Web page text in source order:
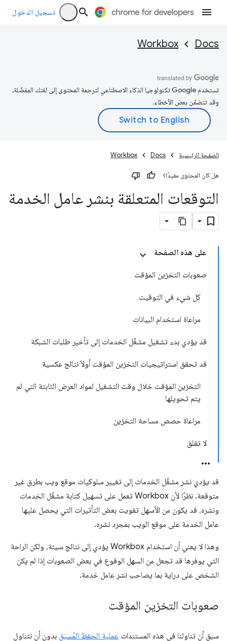
تسجيل الدخول
Docs
Workbox
تستخدم Google تكنولوجيا الذكاء الاصطناعي لترجمة المحتوى إلى لغتك المفضّلة،
وقد تتضمّن بعض الأخطاء.
الصفحة الرئيسية Docs
Workbox
هل كان المحتوى مفيدًا؟
التوقعات المتعلقة بنشر عامل الخدمة
على هذه الصفحة
صعوبات التخزين المؤقت
كل شيء في التوقيت
مراعاة استخدام البيانات
قد يؤدي بدء تشغيل مشغّل الخدمات إلى تأخير طلبات الشبكة
قد تحقق استراتيجيات التخزين المؤقت أولاً نتائج عكسية
التخزين المؤقت خلال وقت التشغيل لمواد العرض الثابتة التي لم
يتم تحويلها
مراعاة حصص مساحة التخزين
لا تقلق
قد يؤدي نشر مشغّل الخدمات إلى تغيير سلوكيات موقع ويب بطرق غير
متوقعة. نظرًا لأن Workbox تعمل على تسهيل كتابة مشغّل الخدمات
ونشره، قد يكون من الأسهل تفويت بعض التأثيرات التي يحصل عليها
عامل الخدمة على موقع الويب بمجرد نشره.
وهذا لا يعني أن استخدام Workbox يؤدي إلى نتائج سيئة، ولكن الراحة
التي يوفرها قد تجعل من السهل الوقوع في بعض الصعوبات إذا لم يكن
الشخص على دراية بما يصاحب نشر عامل خدمة.
صعوبات التخزين المؤقت
سبق أن تناولنا في هذه المستندات عملية الحفظ المُسبَق بدون أن نتناول